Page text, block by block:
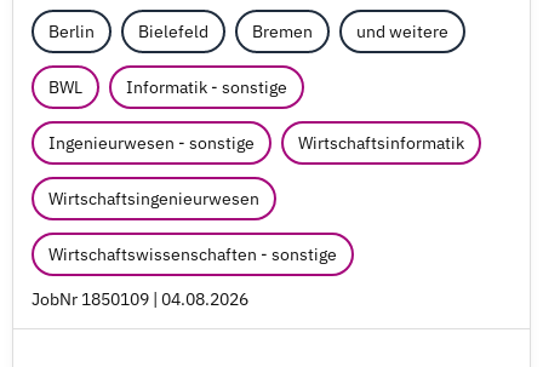
Berlin Bielefeld Bremen und weitere
BWL Informatik - sonstige
Ingenieurwesen - sonstige Wirtschaftsinformatik
Wirtschaftsingenieurwesen
Wirtschaftswissenschaften - sonstige
JobNr 1850109 | 04.08.2026